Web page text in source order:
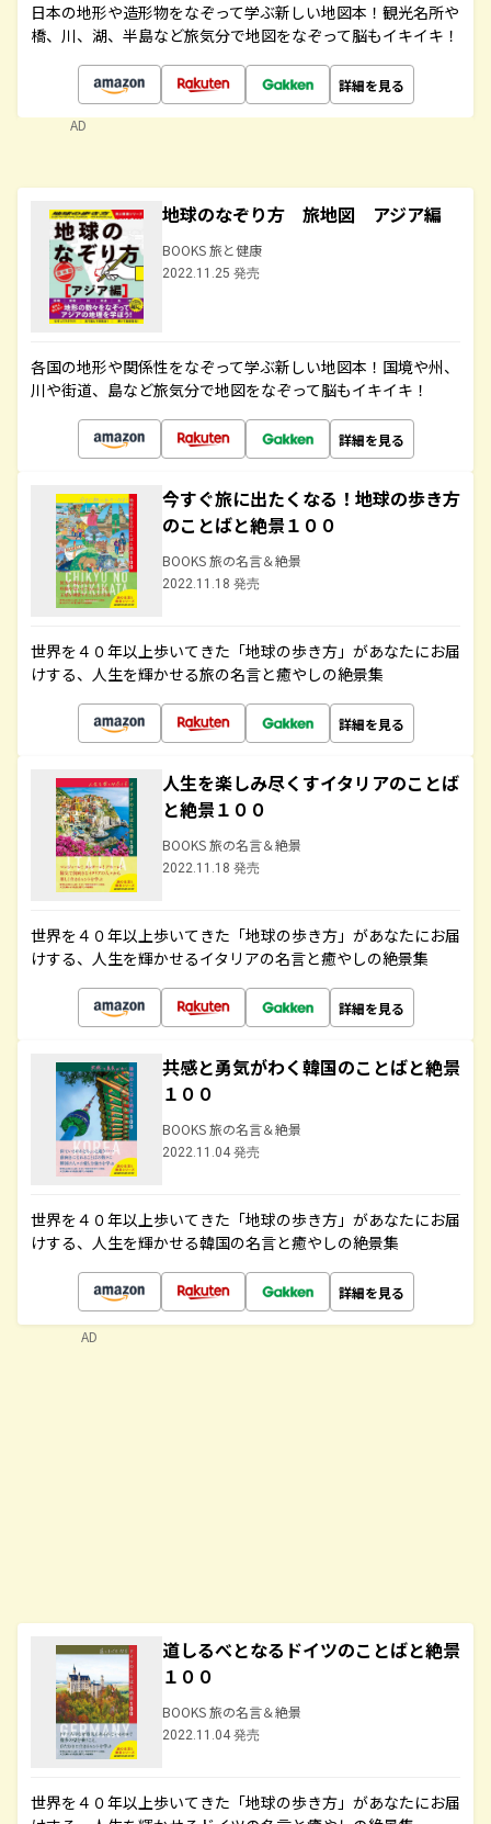
日本の地形や造形物をなぞって学ぶ新しい地図本！観光名所や
橋、川、湖、半島など旅気分で地図をなぞって脳もイキイキ！
詳細を見る
AD
地球のなぞり方 旅地図 アジア編
BOOKS 旅と健康
2022.11.25 発売
各国の地形や関係性をなぞって学ぶ新しい地図本！国境や州、
川や街道、島など旅気分で地図をなぞって脳もイキイキ！
詳細を見る
今すぐ旅に出たくなる！地球の歩き方
のことばと絶景１００
BOOKS 旅の名言＆絶景
2022.11.18 発売
世界を４０年以上歩いてきた「地球の歩き方」があなたにお届
けする、人生を輝かせる旅の名言と癒やしの絶景集
詳細を見る
人生を楽しみ尽くすイタリアのことば
と絶景１００
BOOKS 旅の名言＆絶景
2022.11.18 発売
世界を４０年以上歩いてきた「地球の歩き方」があなたにお届
けする、人生を輝かせるイタリアの名言と癒やしの絶景集
詳細を見る
共感と勇気がわく韓国のことばと絶景
１００
BOOKS 旅の名言＆絶景
2022.11.04 発売
世界を４０年以上歩いてきた「地球の歩き方」があなたにお届
けする、人生を輝かせる韓国の名言と癒やしの絶景集
詳細を見る
道しるべとなるドイツのことばと絶景
１００
BOOKS 旅の名言＆絶景
2022.11.04 発売
世界を４０年以上歩いてきた「地球の歩き方」があなたにお届
AD